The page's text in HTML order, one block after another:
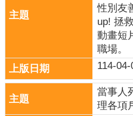
資
訊
主
性別友
up! 拯
動畫短
職場。
114-04-
當事人
理各項